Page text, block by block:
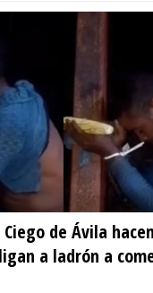
Ciego de Ávila
a ladrón a